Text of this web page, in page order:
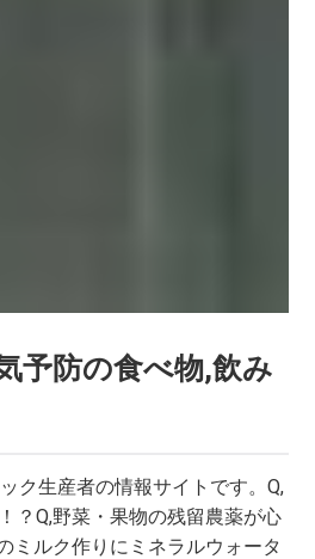
予防の食べ物,飲み
ク生産者の情報サイトです。Q,
？Q,野菜・果物の残留農薬が心
ミルク作りにミネラルウォータ